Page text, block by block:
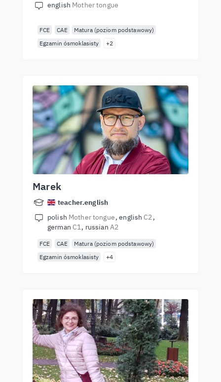
english Mother tongue
FCE CAE
Matura (poziom podstawowy)
Egzamin ósmoklasisty
+2
Marek
teacher.english
polish Mother tongue english C2
german C1 russian A2
FCE CAE
Matura (poziom podstawowy)
Egzamin ósmoklasisty
+4